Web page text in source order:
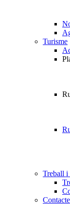
Turisme
Treball i
Contacte